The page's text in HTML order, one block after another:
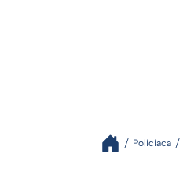
Policiaca